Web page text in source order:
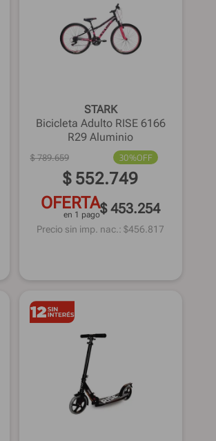
STARK
Bicicleta Adulto RISE 6166
R29 Aluminio
$ 789.659 30%OFF
$ 552.749
OFERTA
en 1 pago$ 453.254
Precio sin imp. nac.: $456.817